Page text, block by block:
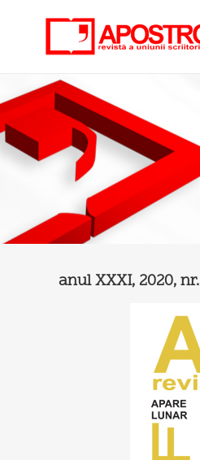
anul XXXI, 2020, nr.